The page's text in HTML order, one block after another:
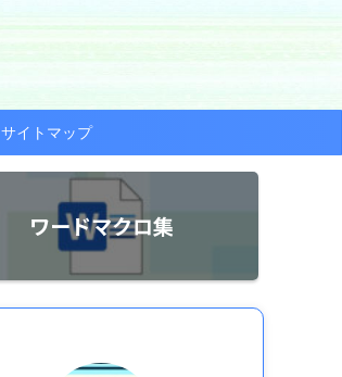
サイトマップ
ワードマクロ集